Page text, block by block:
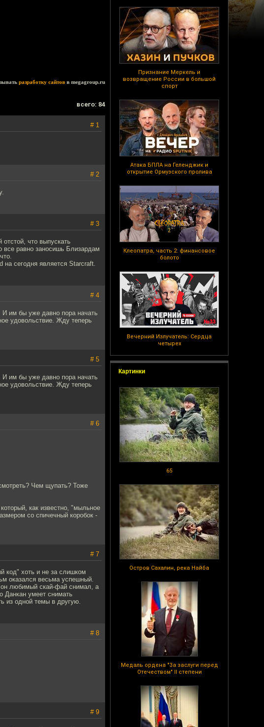
Признание Меркель и
возвращение России в большой
спорт
Атака БПЛА на Геленджик и
открытие Ормузского пролива
Клеопатра, часть 2: финансовое
болото
Вечерний Излучатель: Сердца
четырех
Картинки
65
Остров Сахалин, река Найба
Медаль ордена "За заслуги перед
Отечеством" II степени
разработку сайтов в megagroup.ru
всего: 84
# 1
# 2
# 3
что выпускать
все равно заносишь Близардам
сегодня является Starcraft.
# 4
И им бы уже давно пора начать
удовольствие. Жду теперь
# 5
И им бы уже давно пора начать
удовольствие. Жду теперь
# 6
Чем щупать? Тоже
как известно, "мыльное
со спичечный коробок -
# 7
код" хоть и не за слишком
оказался весьма успешный.
он любимый скай-фай снимал, а
Данкан умеет снимать
из одной темы в другую.
# 8
# 9